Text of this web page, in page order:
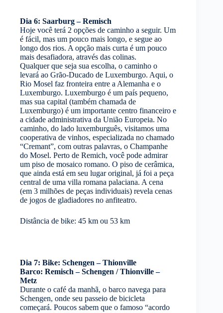
Dia 6: Saarburg – Remisch
Hoje você terá 2 opções de caminho a seguir. Um
é fácil, mas um pouco mais longo, e segue ao
longo dos rios. A opção mais curta é um pouco
mais desafiadora, através das colinas.
Qualquer que seja sua escolha, o caminho o
levará ao Grão-Ducado de Luxemburgo. Aqui, o
Rio Mosel faz fronteira entre a Alemanha e o
Luxemburgo. Luxemburgo é um país pequeno,
mas sua capital (também chamada de
Luxemburgo) é um importante centro financeiro e
a cidade administrativa da União Europeia. No
caminho, do lado luxemburguês, visitamos uma
cooperativa de vinhos, especializada no chamado
“Cremant”, com outras palavras, o Champanhe
do Mosel. Perto de Remich, você pode admirar
um piso de mosaico romano. O piso de cerâmica,
que ainda está em seu lugar original, já foi a peça
central de uma villa romana palaciana. A cena
(em 3 milhões de peças individuais) revela cenas
de jogos de gladiadores no anfiteatro.
Distância de bike: 45 km ou 53 km
Dia 7: Bike: Schengen – Thionville
Barco: Remisch – Schengen / Thionville –
Metz
Durante o café da manhã, o barco navega para
Schengen, onde seu passeio de bicicleta
começará. Poucos sabem que o famoso “acordo